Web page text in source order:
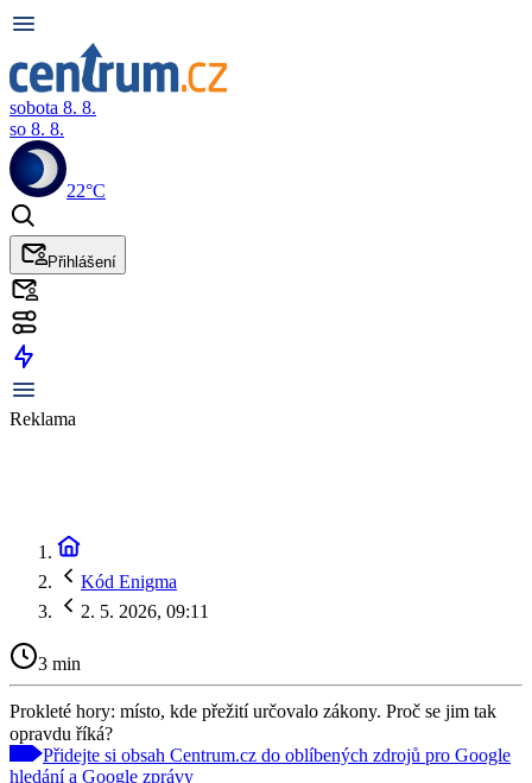
sobota 8. 8.
so 8. 8.
22°C
Přihlášení
Reklama
Kód Enigma
2. 5. 2026, 09:11
3 min
Prokleté hory: místo, kde přežití určovalo zákony. Proč se jim tak
opravdu říká?
Přidejte si obsah Centrum.cz do oblíbených zdrojů pro Google
hledání a Google zprávy